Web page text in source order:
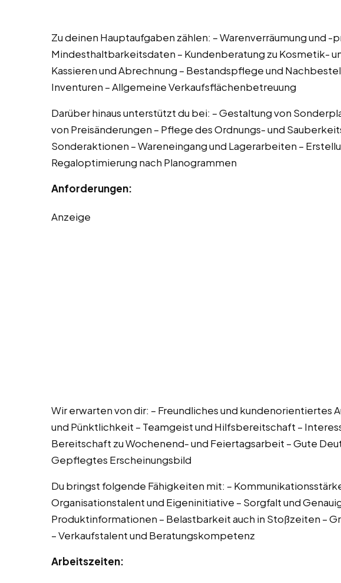
Zu deinen Hauptaufgaben zählen: – Warenverräumung und -
Mindesthaltbarkeitsdaten – Kundenberatung zu Kosmetik-
Kassieren und Abrechnung – Bestandspflege und
Inventuren – Allgemeine Verkaufsflächenbetreuung
Darüber hinaus unterstützt du bei: – Gestaltung von
von Preisänderungen – Pflege des Ordnungs- und
Sonderaktionen – Wareneingang und Lagerarbeiten –
Regaloptimierung nach Planogrammen
Anforderungen:
Anzeige
Wir erwarten von dir: – Freundliches und kundenorientiertes
und Pünktlichkeit – Teamgeist und Hilfsbereitschaft –
Bereitschaft zu Wochenend- und Feiertagsarbeit – Gute
Gepflegtes Erscheinungsbild
Du bringst folgende Fähigkeiten mit: –
Organisationstalent und Eigeninitiative – Sorgfalt und
Produktinformationen – Belastbarkeit auch in Stoßzeiten –
– Verkaufstalent und Beratungskompetenz
Arbeitszeiten: